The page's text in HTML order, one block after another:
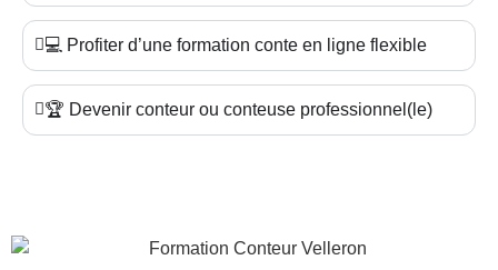
💻 Profiter d’une formation conte en ligne flexible
🏆 Devenir conteur ou conteuse professionnel(le)